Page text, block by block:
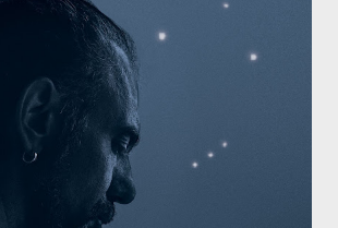
la difficoltà di creare, e perfino di esistere,
Ma lo fa cercando una via d’uscita, una
nel vivere e nel suonare, nel trovare respiro
sembra farsi più densa. Il brano è anche una
Cico Messina apre il suo nuovo percorso